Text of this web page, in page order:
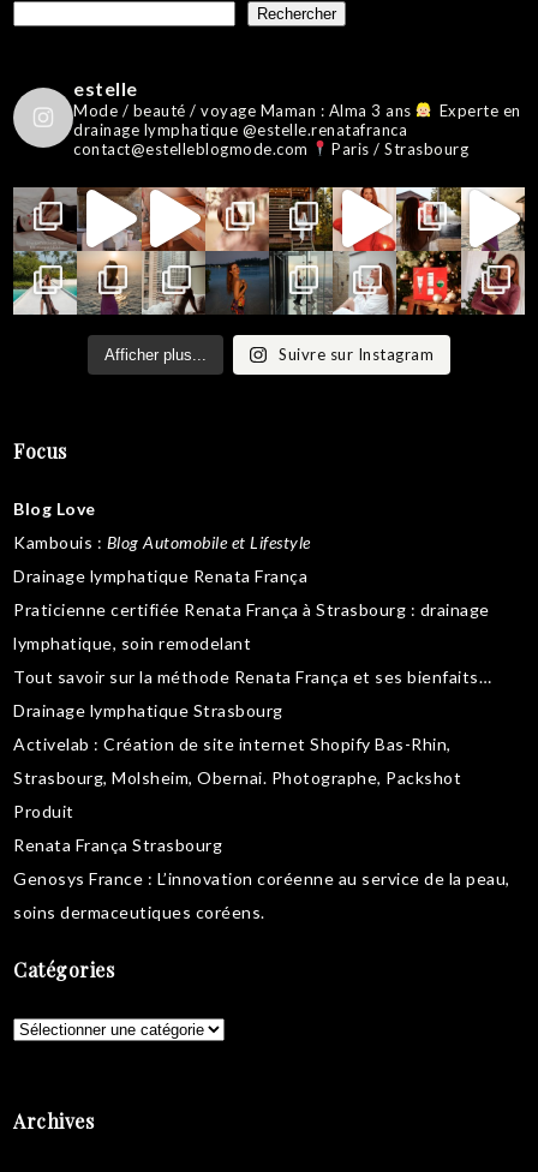
Rechercher
estelle
Mode / beauté / voyage Maman : Alma 3 ans
Experte en
drainage lymphatique @estelle.renatafranca
contact@estelleblogmode.com
Paris / Strasbourg
Afficher plus... Suivre sur Instagram
Focus
Blog Love
Kambouis : Blog Automobile et Lifestyle
Drainage lymphatique Renata França
Praticienne certifiée Renata França à Strasbourg : drainage
lymphatique, soin remodelant
Tout savoir sur la méthode Renata França et ses bienfaits…
Drainage lymphatique Strasbourg
Activelab : Création de site internet Shopify Bas-Rhin,
Strasbourg, Molsheim, Obernai. Photographe, Packshot
Produit
Renata França Strasbourg
Genosys France : L’innovation coréenne au service de la peau,
soins dermaceutiques coréens.
Catégories
Catégories
Archives